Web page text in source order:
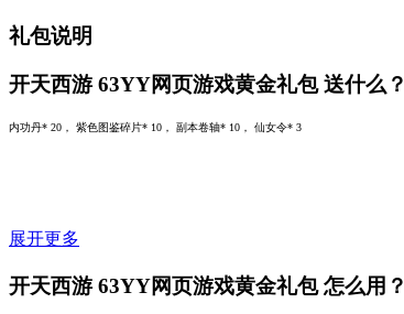
礼包说明
开天西游 63YY网页游戏黄金礼包送什么？
内功丹* 20， 紫色图鉴碎片* 10， 副本卷轴* 10， 仙女令* 3
展开更多
开天西游 63YY网页游戏黄金礼包怎么用？